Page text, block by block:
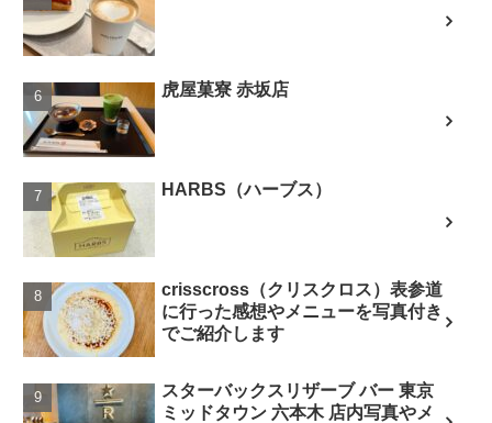
虎屋菓寮 赤坂店
HARBS（ハーブス）
crisscross（クリスクロス）表参道
に行った感想やメニューを写真付き
でご紹介します
スターバックスリザーブ バー 東京
ミッドタウン 六本木 店内写真やメ